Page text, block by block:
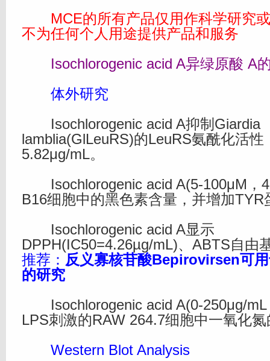
MCE的所有产品仅用作科学研究或
不为任何个人用途提供产品和服务
Isochlorogenic acid A异绿原酸 A
体外研究
Isochlorogenic acid A抑制Giardia
lamblia(GlLeuRS)的LeuRS氨酰化活性
5.82μg/mL。
Isochlorogenic acid A(5-100μM，
B16细胞中的黑色素含量，并增加TYR
Isochlorogenic acid A显示
DPPH(IC50=4.26µg/mL)、ABTS自由
推荐： 反义寡核苷酸Bepirovirsen可
的研究
Isochlorogenic acid A(0-250μg/mL
LPS刺激的RAW 264.7细胞中一氧化
Western Blot Analysis